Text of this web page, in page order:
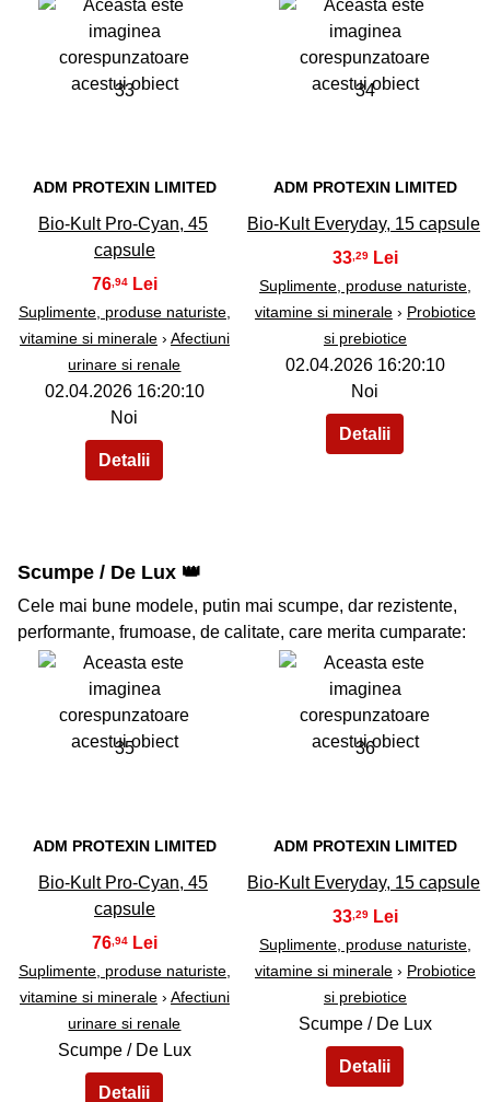
33
ADM PROTEXIN LIMITED
Bio-Kult Pro-Cyan, 45
capsule
76,94
Suplimente, produse naturiste,
vitamine si minerale› Afectiuni
urinare si renale
02.04.2026 16:20:10
Noi
34
ADM PROTEXIN LIMITED
Bio-Kult Everyday, 15 capsule
33 ,29
Suplimente, produse naturiste,
vitamine si minerale› Probiotice
si prebiotice
02.04.2026 16:20:10
Noi
Scumpe / De Lux 👑
Cele mai bune modele, putin mai scumpe, dar rezistente,
performante, frumoase, de calitate, care merita cumparate:
35
ADM PROTEXIN LIMITED
Bio-Kult Pro-Cyan, 45
capsule
76,94
Suplimente, produse naturiste,
vitamine si minerale› Afectiuni
urinare si renale
Scumpe / De Lux
36
ADM PROTEXIN LIMITED
Bio-Kult Everyday, 15 capsule
33 ,29
Suplimente, produse naturiste,
vitamine si minerale› Probiotice
si prebiotice
Scumpe / De Lux